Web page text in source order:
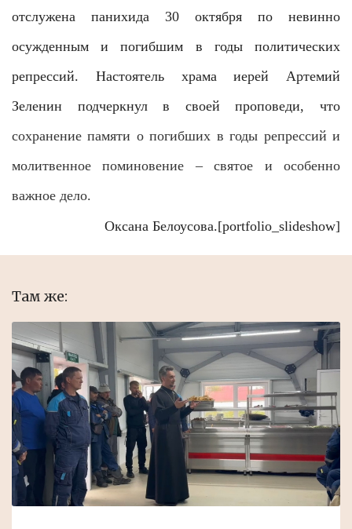
отслужена панихида 30 октября по невинно
осужденным и погибшим в годы политических
репрессий. Настоятель храма иерей Артемий
Зеленин подчеркнул в своей проповеди, что
сохранение памяти о погибших в годы репрессий и
молитвенное поминовение – святое и особенно
важное дело.
Оксана Белоусова.[portfolio_slideshow]
Там же: